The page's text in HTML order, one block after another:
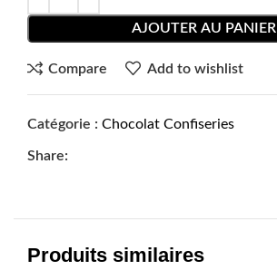
AJOUTER AU PANIER
Compare Add to wishlist
Catégorie : Chocolat Confiseries
Share:
Produits similaires